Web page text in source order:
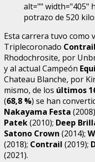
alt="" width="405"
potrazo de 520
Esta carrera tuvo como
Triplecoronado Contrail
Rhodochrosite, por
y al actual Campeón
Chateau Blanche, por
mismo, de los últimos
(68,8 %) se han
Nakayama Festa
Patek(2010); Deep
Satono Crown (2014);
(2018); Contrail (2019);
(2021).